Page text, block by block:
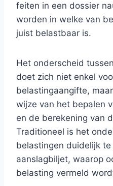
feiten in een dossier
worden in welke van
juist belastbaar is.
Het onderscheid
doet zich niet enkel
belastingaangifte,
wijze van het bepalen
en de berekening van
Traditioneel is het
belastingen duidelijk
aanslagbiljet, waarop
belasting vermeld